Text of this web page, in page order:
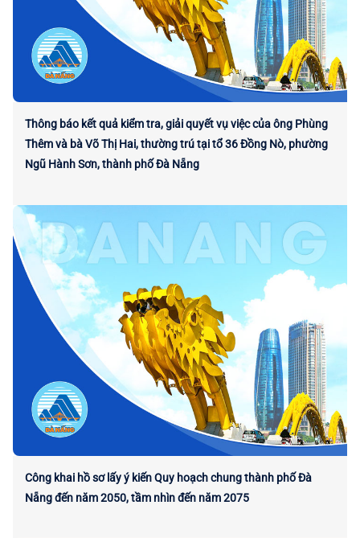
Thông báo kết quả kiểm tra, giải quyết vụ việc của ông Phùng
Thêm và bà Võ Thị Hai, thường trú tại tổ 36 Đồng Nò, phường
Ngũ Hành Sơn, thành phố Đà Nẵng
Công khai hồ sơ lấy ý kiến Quy hoạch chung thành phố Đà
Nẵng đến năm 2050, tầm nhìn đến năm 2075